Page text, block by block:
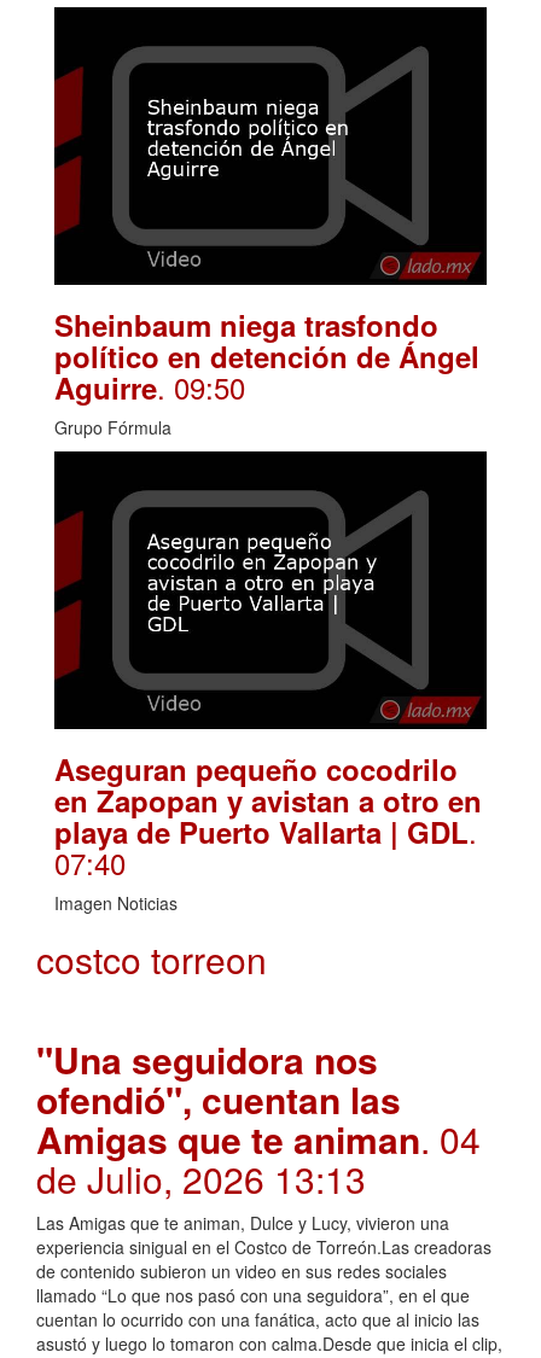
Sheinbaum niega trasfondo
político en detención de Ángel
Aguirre. 09:50
Grupo Fórmula
Aseguran pequeño cocodrilo
en Zapopan y avistan a otro en
playa de Puerto Vallarta | GDL.
07:40
Imagen Noticias
costco torreon
"Una seguidora nos
ofendió", cuentan las
Amigas que te animan. 04
de Julio, 2026 13:13
Las Amigas que te animan, Dulce y Lucy, vivieron una
experiencia sinigual en el Costco de Torreón.Las creadoras
de contenido subieron un video en sus redes sociales
llamado “Lo que nos pasó con una seguidora”, en el que
cuentan lo ocurrido con una fanática, acto que al inicio las
asustó y luego lo tomaron con calma.Desde que inicia el clip,